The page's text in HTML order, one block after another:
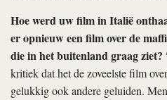
Hoe werd uw film in Italië
er opnieuw een film over de
die in het buitenland graag ziet?
kritiek dat het de zoveelste film
gelukkig ook andere geluiden.